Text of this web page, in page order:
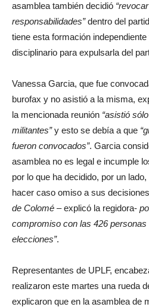
asamblea también decidió
responsabilidades”dentro del
tiene esta formación
disciplinario para expulsarla del
Vanessa Garcia, que fue
burofax y no asistió a la misma,
la mencionada reunión “asistió
militantes”y esto se debía a que
fueron convocados”. Garcia
asamblea no es legal e incumple
por lo que ha decidido, por un
hacer caso omiso a sus
de Colomé – explicó la regidora-
compromiso con las 426
elecciones”.
Representantes de UPLF,
realizaron este martes una rueda
explicaron que en la asamblea de